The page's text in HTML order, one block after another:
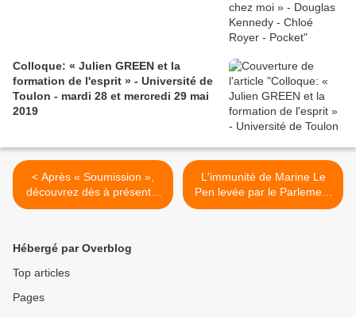
Colloque: « Julien GREEN et la
formation de l'esprit » - Université de
Toulon - mardi 28 et mercredi 29 mai
2019
< Après « Soumission »,
découvrez dès à présent...
« Dissolution », de Jean-
L'immunité de Marine Le
Pen levée par le Parlement
européen >
Hébergé par Overblog
Top articles
Pages